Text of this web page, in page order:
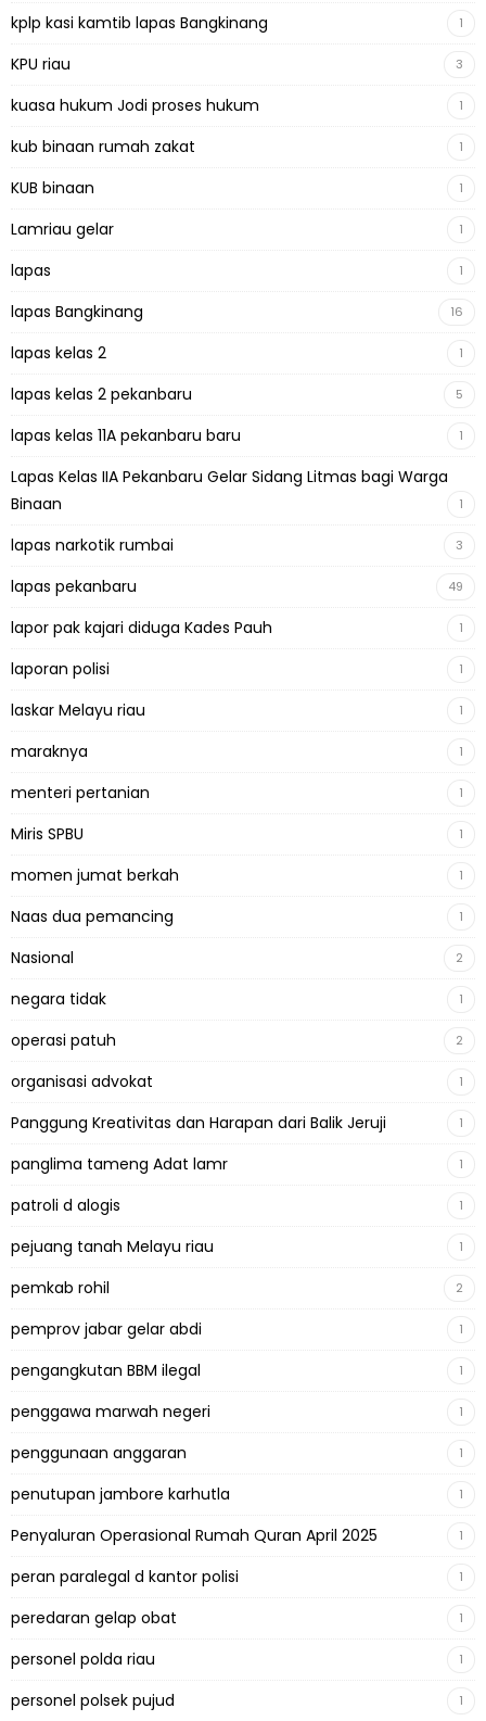
kplp kasi kamtib lapas Bangkinang 1
KPU riau 3
kuasa hukum Jodi proses hukum 1
kub binaan rumah zakat 1
KUB binaan 1
Lamriau gelar 1
lapas 1
lapas Bangkinang 16
lapas kelas 2 1
lapas kelas 2 pekanbaru 5
lapas kelas 11A pekanbaru baru 1
Lapas Kelas IIA Pekanbaru Gelar Sidang Litmas bagi Warga
Binaan
1
lapas narkotik rumbai 3
lapas pekanbaru 49
lapor pak kajari diduga Kades Pauh 1
laporan polisi 1
laskar Melayu riau 1
maraknya 1
menteri pertanian 1
Miris SPBU 1
momen jumat berkah 1
Naas dua pemancing 1
Nasional 2
negara tidak 1
operasi patuh 2
organisasi advokat 1
Panggung Kreativitas dan Harapan dari Balik Jeruji 1
panglima tameng Adat lamr 1
patroli d alogis 1
pejuang tanah Melayu riau 1
pemkab rohil 2
pemprov jabar gelar abdi 1
pengangkutan BBM ilegal 1
penggawa marwah negeri 1
penggunaan anggaran 1
penutupan jambore karhutla 1
Penyaluran Operasional Rumah Quran April 2025 1
peran paralegal d kantor polisi 1
peredaran gelap obat 1
personel polda riau 1
personel polsek pujud 1